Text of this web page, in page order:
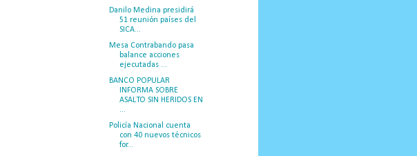
Danilo Medina presidirá
51 reunión países del
SICA...
Mesa Contrabando pasa
balance acciones
ejecutadas ...
BANCO POPULAR
INFORMA SOBRE
ASALTO SIN HERIDOS EN
...
Policía Nacional cuenta
con 40 nuevos técnicos
for...